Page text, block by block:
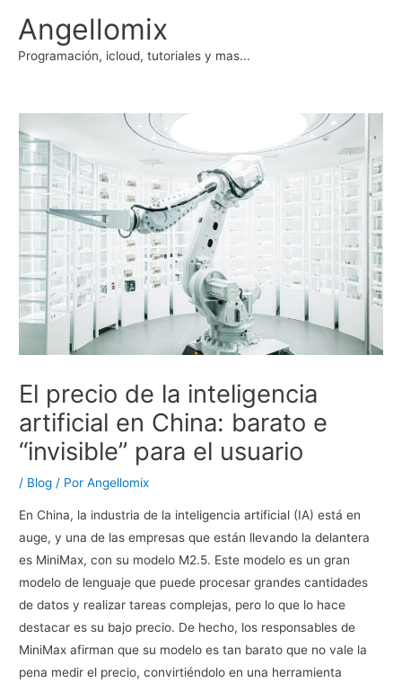
contenido
Angellomix
Programación, icloud, tutoriales y mas...
El precio de la inteligencia
artificial en China: barato e
“invisible” para el usuario
/ Blog / PorAngellomix
En China, la industria de la inteligencia artificial (IA) está en
auge, y una de las empresas que están llevando la delantera
es MiniMax, con su modelo M2.5. Este modelo es un gran
modelo de lenguaje que puede procesar grandes cantidades
de datos y realizar tareas complejas, pero lo que lo hace
destacar es su bajo precio. De hecho, los responsables de
MiniMax afirman que su modelo es tan barato que no vale la
pena medir el precio, convirtiéndolo en una herramienta